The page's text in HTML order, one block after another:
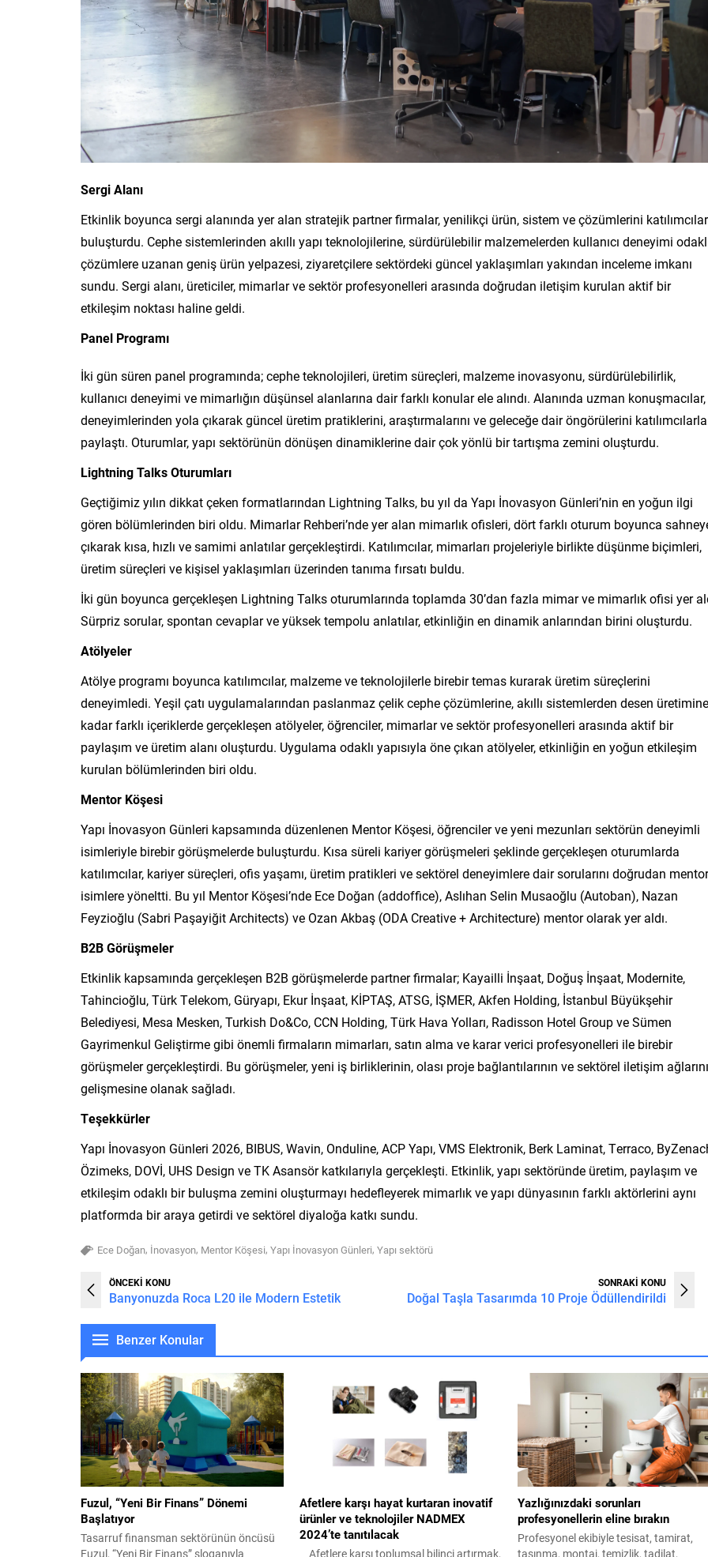
Sergi Alanı
Etkinlik boyunca sergi alanında yer alan stratejik partner firmalar, yenilikçi ürün, sistem ve çözümlerini
buluşturdu. Cephe sistemlerinden akıllı yapı teknolojilerine, sürdürülebilir malzemelerden kullanıcı deneyimi
çözümlere uzanan geniş ürün yelpazesi, ziyaretçilere sektördeki güncel yaklaşımları yakından inceleme imkanı
sundu. Sergi alanı, üreticiler, mimarlar ve sektör profesyonelleri arasında doğrudan iletişim kurulan aktif bir
etkileşim noktası haline geldi.
Panel Programı
İki gün süren panel programında; cephe teknolojileri, üretim süreçleri, malzeme inovasyonu, sürdürülebilirlik,
kullanıcı deneyimi ve mimarlığın düşünsel alanlarına dair farklı konular ele alındı. Alanında uzman konuşmacılar,
deneyimlerinden yola çıkarak güncel üretim pratiklerini, araştırmalarını ve geleceğe dair öngörülerini katılımcılarla
paylaştı. Oturumlar, yapı sektörünün dönüşen dinamiklerine dair çok yönlü bir tartışma zemini oluşturdu.
Lightning Talks Oturumları
Geçtiğimiz yılın dikkat çeken formatlarından Lightning Talks, bu yıl da Yapı İnovasyon Günleri’nin en yoğun ilgi
gören bölümlerinden biri oldu. Mimarlar Rehberi’nde yer alan mimarlık ofisleri, dört farklı oturum boyunca
çıkarak kısa, hızlı ve samimi anlatılar gerçekleştirdi. Katılımcılar, mimarları projeleriyle birlikte düşünme biçimleri,
üretim süreçleri ve kişisel yaklaşımları üzerinden tanıma fırsatı buldu.
İki gün boyunca gerçekleşen Lightning Talks oturumlarında toplamda 30’dan fazla mimar ve mimarlık ofisi yer
Sürpriz sorular, spontan cevaplar ve yüksek tempolu anlatılar, etkinliğin en dinamik anlarından birini oluşturdu.
Atölyeler
Atölye programı boyunca katılımcılar, malzeme ve teknolojilerle birebir temas kurarak üretim süreçlerini
deneyimledi. Yeşil çatı uygulamalarından paslanmaz çelik cephe çözümlerine, akıllı sistemlerden desen üretimine
kadar farklı içeriklerde gerçekleşen atölyeler, öğrenciler, mimarlar ve sektör profesyonelleri arasında aktif bir
paylaşım ve üretim alanı oluşturdu. Uygulama odaklı yapısıyla öne çıkan atölyeler, etkinliğin en yoğun etkileşim
kurulan bölümlerinden biri oldu.
Mentor Köşesi
Yapı İnovasyon Günleri kapsamında düzenlenen Mentor Köşesi, öğrenciler ve yeni mezunları sektörün deneyimli
isimleriyle birebir görüşmelerde buluşturdu. Kısa süreli kariyer görüşmeleri şeklinde gerçekleşen oturumlarda
katılımcılar, kariyer süreçleri, ofis yaşamı, üretim pratikleri ve sektörel deneyimlere dair sorularını doğrudan mentor
isimlere yöneltti. Bu yıl Mentor Köşesi’nde Ece Doğan (addoffice), Aslıhan Selin Musaoğlu (Autoban), Nazan
Feyzioğlu (Sabri Paşayiğit Architects) ve Ozan Akbaş (ODA Creative + Architecture) mentor olarak yer aldı.
B2B Görüşmeler
Etkinlik kapsamında gerçekleşen B2B görüşmelerde partner firmalar; Kayailli İnşaat, Doğuş İnşaat, Modernite,
Tahincioğlu, Türk Telekom, Güryapı, Ekur İnşaat, KİPTAŞ, ATSG, İŞMER, Akfen Holding, İstanbul Büyükşehir
Belediyesi, Mesa Mesken, Turkish Do&Co, CCN Holding, Türk Hava Yolları, Radisson Hotel Group ve Sümen
Gayrimenkul Geliştirme gibi önemli firmaların mimarları, satın alma ve karar verici profesyonelleri ile birebir
görüşmeler gerçekleştirdi. Bu görüşmeler, yeni iş birliklerinin, olası proje bağlantılarının ve sektörel iletişim
gelişmesine olanak sağladı.
Teşekkürler
Yapı İnovasyon Günleri 2026, BIBUS, Wavin, Onduline, ACP Yapı, VMS Elektronik, Berk Laminat, Terraco,
Özimeks, DOVİ, UHS Design ve TK Asansör katkılarıyla gerçekleşti. Etkinlik, yapı sektöründe üretim, paylaşım ve
etkileşim odaklı bir buluşma zemini oluşturmayı hedefleyerek mimarlık ve yapı dünyasının farklı aktörlerini aynı
platformda bir araya getirdi ve sektörel diyaloğa katkı sundu.
Ece Doğan, İnovasyon, Mentor Köşesi, Yapı İnovasyon Günleri, Yapı sektörü
ÖNCEKİ KONU
Banyonuzda Roca L20 ile Modern Estetik
SONRAKİ KONU
Doğal Taşla Tasarımda 10 Proje Ödüllendirildi
Benzer Konular
Fuzul, “Yeni Bir Finans” Dönemi
Başlatıyor
Tasarruf finansman sektörünün öncüsü
Fuzul, “Yeni Bir Finans” sloganıyla
Afetlere karşı hayat kurtaran inovatif
ürünler ve teknolojiler NADMEX
2024’te tanıtılacak
Afetlere karşı toplumsal bilinci artırmak,
Yazlığınızdaki sorunları
profesyonellerin eline bırakın
Profesyonel ekibiyle tesisat, tamirat,
taşınma, montaj, temizlik, tadilat,